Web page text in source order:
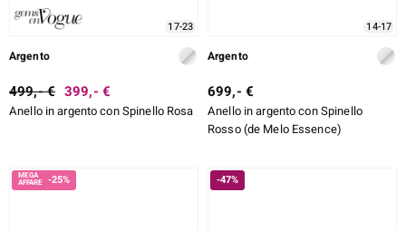
17-23
Argento
499,- € 399,- €
Anello in argento con Spinello Rosa
14-17
Argento
699,- €
Anello in argento con Spinello
Rosso (de Melo Essence)
-25% -47%